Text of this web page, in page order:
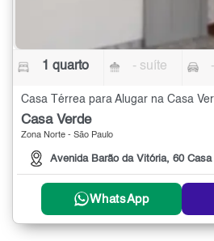
1 quarto - suíte
Casa Térrea para Alugar na Casa
Casa Verde
Zona Norte - São Paulo
Avenida Barão da Vitória, 60 Casa
WhatsApp